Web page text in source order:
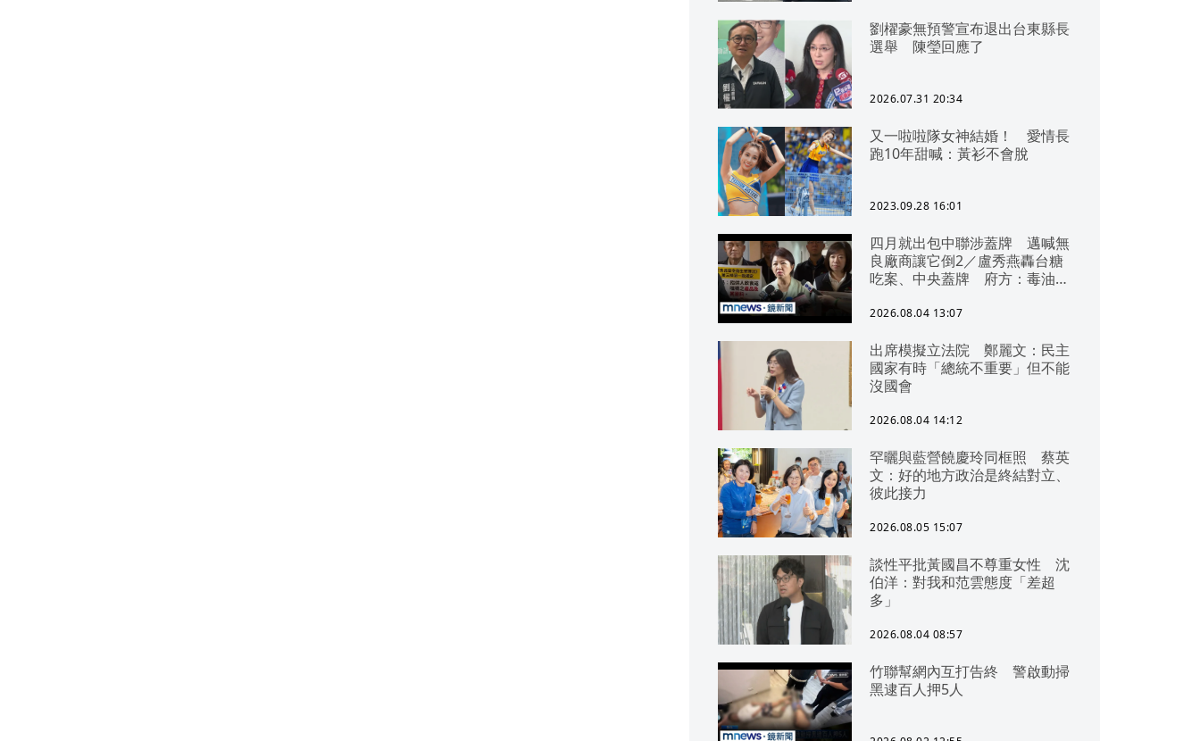
劉櫂豪無預警宣布退出台東縣長
選舉 陳瑩回應了
2026.07.31 20:34
又一啦啦隊女神結婚！ 愛情長
跑10年甜喊：黃衫不會脫
2023.09.28 16:01
四月就出包中聯涉蓋牌 邁喊無
良廠商讓它倒2／盧秀燕轟台糖
吃案、中央蓋牌 府方：毒油一
2026.08.04 13:07
出席模擬立法院 鄭麗文：民主
國家有時「總統不重要」但不能
沒國會
2026.08.04 14:12
罕曬與藍營饒慶玲同框照 蔡英
文：好的地方政治是終結對立、
彼此接力
2026.08.05 15:07
談性平批黃國昌不尊重女性 沈
伯洋：對我和范雲態度「差超
多」
2026.08.04 08:57
竹聯幫網內互打告終 警啟動掃
黑逮百人押5人